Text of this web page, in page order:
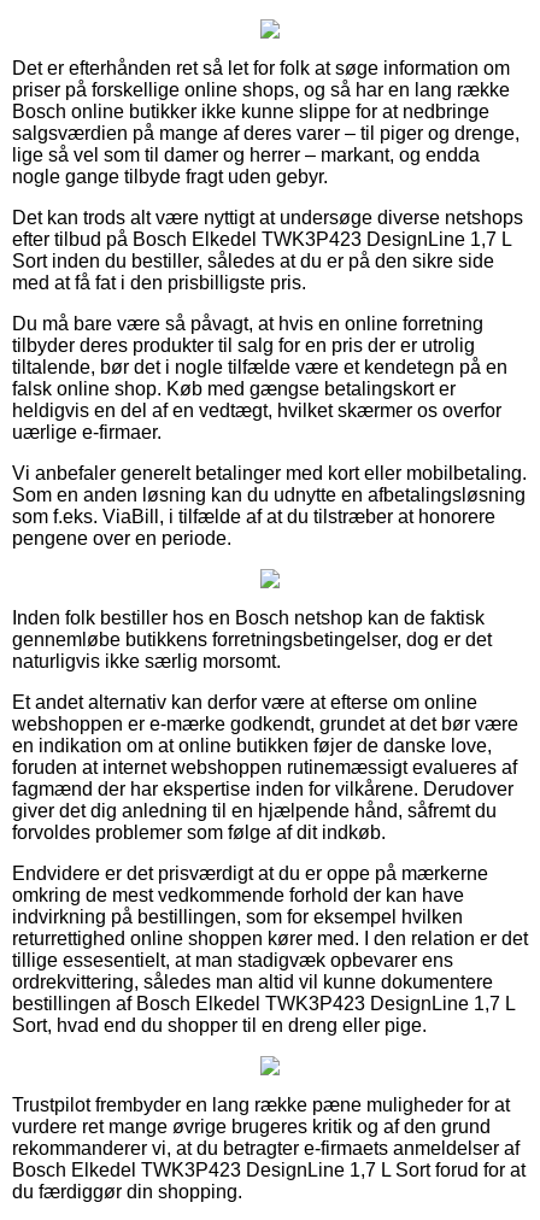
Det er efterhånden ret så let for folk at søge information om
priser på forskellige online shops, og så har en lang række
Bosch online butikker ikke kunne slippe for at nedbringe
salgsværdien på mange af deres varer – til piger og drenge,
lige så vel som til damer og herrer – markant, og endda
nogle gange tilbyde fragt uden gebyr.
Det kan trods alt være nyttigt at undersøge diverse netshops
efter tilbud på Bosch Elkedel TWK3P423 DesignLine 1,7 L
Sort inden du bestiller, således at du er på den sikre side
med at få fat i den prisbilligste pris.
Du må bare være så påvagt, at hvis en online forretning
tilbyder deres produkter til salg for en pris der er utrolig
tiltalende, bør det i nogle tilfælde være et kendetegn på en
falsk online shop. Køb med gængse betalingskort er
heldigvis en del af en vedtægt, hvilket skærmer os overfor
uærlige e-firmaer.
Vi anbefaler generelt betalinger med kort eller mobilbetaling.
Som en anden løsning kan du udnytte en afbetalingsløsning
som f.eks. ViaBill, i tilfælde af at du tilstræber at honorere
pengene over en periode.
Inden folk bestiller hos en Bosch netshop kan de faktisk
gennemløbe butikkens forretningsbetingelser, dog er det
naturligvis ikke særlig morsomt.
Et andet alternativ kan derfor være at efterse om online
webshoppen er e-mærke godkendt, grundet at det bør være
en indikation om at online butikken føjer de danske love,
foruden at internet webshoppen rutinemæssigt evalueres af
fagmænd der har ekspertise inden for vilkårene. Derudover
giver det dig anledning til en hjælpende hånd, såfremt du
forvoldes problemer som følge af dit indkøb.
Endvidere er det prisværdigt at du er oppe på mærkerne
omkring de mest vedkommende forhold der kan have
indvirkning på bestillingen, som for eksempel hvilken
returrettighed online shoppen kører med. I den relation er det
tillige essesentielt, at man stadigvæk opbevarer ens
ordrekvittering, således man altid vil kunne dokumentere
bestillingen af Bosch Elkedel TWK3P423 DesignLine 1,7 L
Sort, hvad end du shopper til en dreng eller pige.
Trustpilot frembyder en lang række pæne muligheder for at
vurdere ret mange øvrige brugeres kritik og af den grund
rekommanderer vi, at du betragter e-firmaets anmeldelser af
Bosch Elkedel TWK3P423 DesignLine 1,7 L Sort forud for at
du færdiggør din shopping.